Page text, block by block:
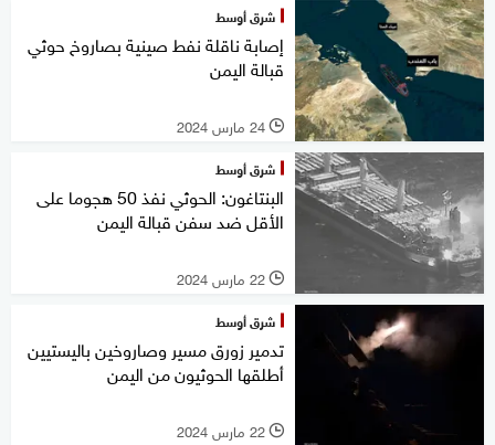
شرق أوسط
إصابة ناقلة نفط صينية بصاروخ حوثي
قبالة اليمن
l 24 مارس 2024
شرق أوسط
البنتاغون: الحوثي نفذ 50 هجوما على
الأقل ضد سفن قبالة اليمن
l 22 مارس 2024
شرق أوسط
تدمير زورق مسير وصاروخين باليستيين
أطلقها الحوثيون من اليمن
l 22 مارس 2024